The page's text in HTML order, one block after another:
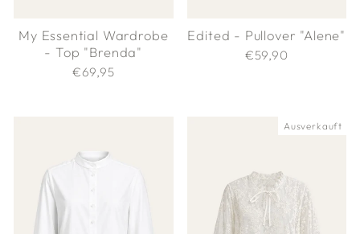
My Essential Wardrobe
- Top "Brenda"
€69,95
Edited - Pullover "Alene"
€59,90
Ausverkauft